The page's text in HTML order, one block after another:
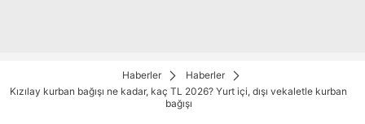
Haberler
Haberler
Kızılay kurban bağışı ne kadar, kaç TL 2026? Yurt içi, dışı vekaletle kurban
bağışı